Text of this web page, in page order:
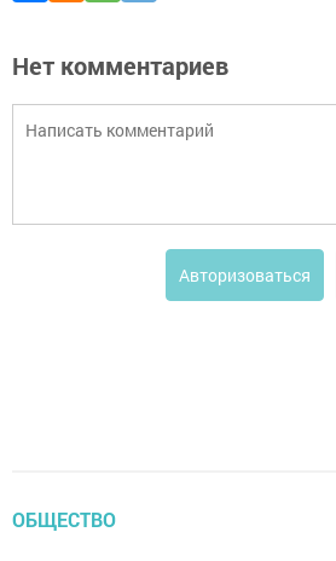
Нет комментариев
Авторизоваться
ОБЩЕСТВО